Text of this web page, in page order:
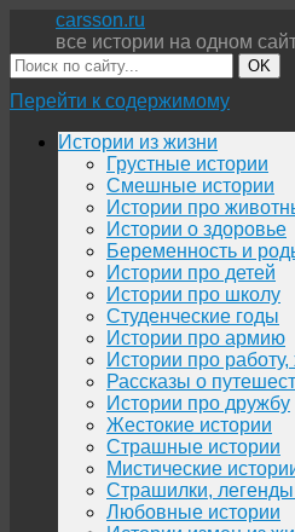
carsson.ru
все истории на одном
OK
Перейти к содержимому
Истории из жизни
Грустные истории
Смешные истории
Истории про
Истории о здоровье
Беременность и
Истории про детей
Истории про школу
Студенческие годы
Истории про армию
Истории про работу,
Рассказы о
Истории про дружбу
Жестокие истории
Страшные истории
Мистические
Страшилки, легенды
Любовные истории